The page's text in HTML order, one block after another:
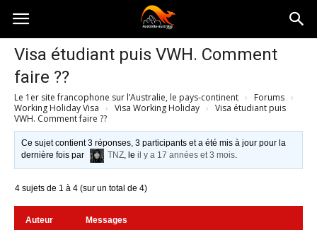
Australia-
australie.com
Visa étudiant puis VWH. Comment
faire ??
Le 1er site francophone sur l’Australie, le pays-continent › Forums ›
Working Holiday Visa › Visa Working Holiday › Visa étudiant puis
VWH. Comment faire ??
Ce sujet contient 3 réponses, 3 participants et a été mis à jour pour la
dernière fois par
TNZ, leil y a 17 années et 3 mois.
4 sujets de 1 à 4 (sur un total de 4)
Auteur Messages